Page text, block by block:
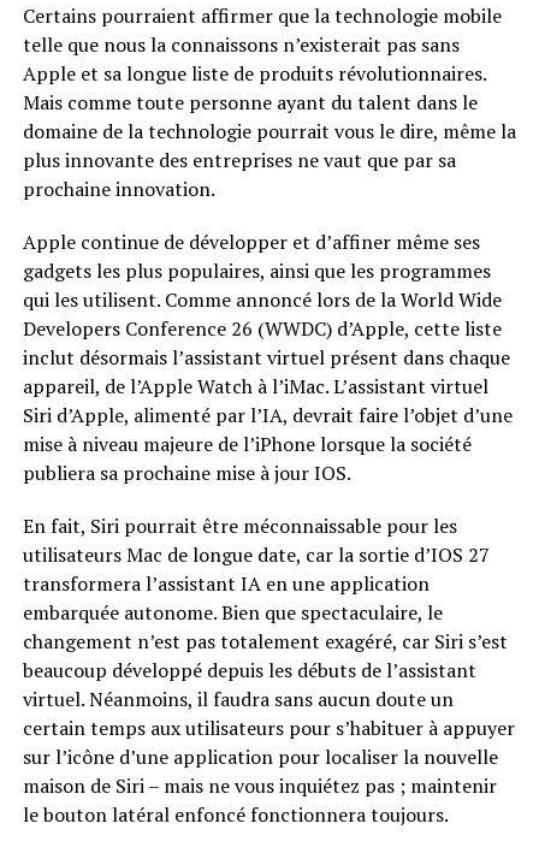
Certains pourraient affirmer que la technologie mobile
telle que nous la connaissons n’existerait pas sans
Apple et sa longue liste de produits révolutionnaires.
Mais comme toute personne ayant du talent dans le
domaine de la technologie pourrait vous le dire, même la
plus innovante des entreprises ne vaut que par sa
prochaine innovation.
Apple continue de développer et d’affiner même ses
gadgets les plus populaires, ainsi que les programmes
qui les utilisent. Comme annoncé lors de la World Wide
Developers Conference 26 (WWDC) d’Apple, cette liste
inclut désormais l’assistant virtuel présent dans chaque
appareil, de l’Apple Watch à l’iMac. L’assistant virtuel
Siri d’Apple, alimenté par l’IA, devrait faire l’objet d’une
mise à niveau majeure de l’iPhone lorsque la société
publiera sa prochaine mise à jour IOS.
En fait, Siri pourrait être méconnaissable pour les
utilisateurs Mac de longue date, car la sortie d’IOS 27
transformera l’assistant IA en une application
embarquée autonome. Bien que spectaculaire, le
changement n’est pas totalement exagéré, car Siri s’est
beaucoup développé depuis les débuts de l’assistant
virtuel. Néanmoins, il faudra sans aucun doute un
certain temps aux utilisateurs pour s’habituer à appuyer
sur l’icône d’une application pour localiser la nouvelle
maison de Siri – mais ne vous inquiétez pas ; maintenir
le bouton latéral enfoncé fonctionnera toujours.